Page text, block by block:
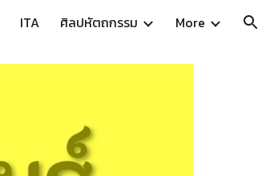
ITA ศิลปหัตถกรรม More